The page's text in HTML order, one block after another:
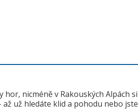
nicméně v Rakouských Alpách si
už hledáte klid a pohodu nebo jste